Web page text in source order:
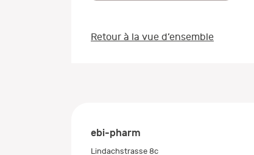
Retour à la vue d’ensemble
ebi-pharm
Lindachstrasse 8c